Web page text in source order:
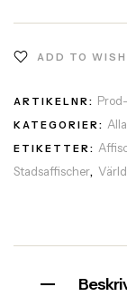
ADD TO
ARTIKELNR:
KATEGORIER:
ETIKETTER:
Stadsaffischer,